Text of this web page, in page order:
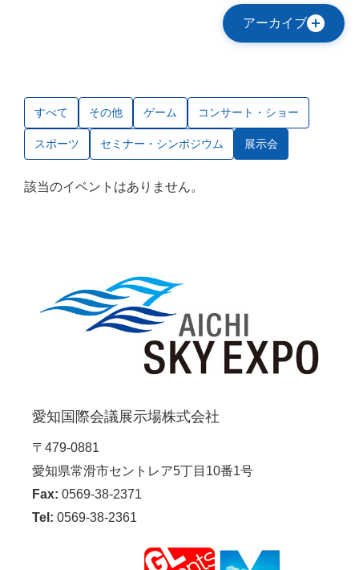
アーカイブ
すべて その他 ゲーム コンサート・ショー
スポーツ セミナー・シンポジウム 展示会
該当のイベントはありません。
愛知国際会議展示場株式会社
〒479-0881
愛知県常滑市セントレア5丁目10番1号
Fax: 0569-38-2371
Tel: 0569-38-2361